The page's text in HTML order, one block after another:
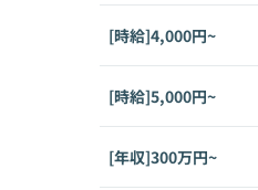
[時給]4,000円~
[時給]5,000円~
[年収]300万円~